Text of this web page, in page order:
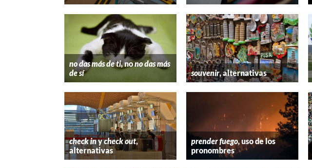
no das más de ti, nono das más
de sí
souvenir, alternativas
check inycheck out,
alternativas
prender fuego, uso de los
pronombres